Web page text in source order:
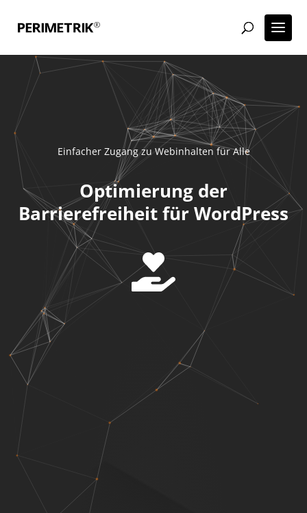
Einfacher Zugang zu Webinhalten für Alle
Optimierung der
Barrierefreiheit für WordPress